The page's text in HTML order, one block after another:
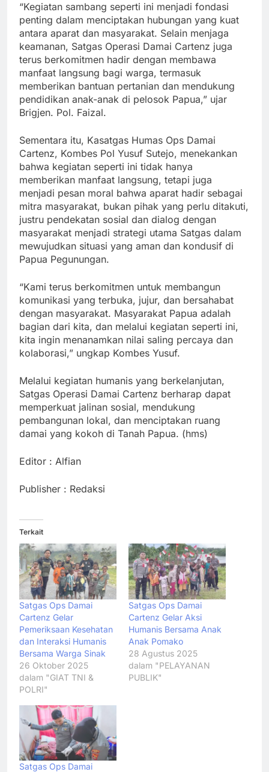
“Kegiatan sambang seperti ini menjadi fondasi
penting dalam menciptakan hubungan yang kuat
antara aparat dan masyarakat. Selain menjaga
keamanan, Satgas Operasi Damai Cartenz juga
terus berkomitmen hadir dengan membawa
manfaat langsung bagi warga, termasuk
memberikan bantuan pertanian dan mendukung
pendidikan anak-anak di pelosok Papua,” ujar
Brigjen. Pol. Faizal.
Sementara itu, Kasatgas Humas Ops Damai
Cartenz, Kombes Pol Yusuf Sutejo, menekankan
bahwa kegiatan seperti ini tidak hanya
memberikan manfaat langsung, tetapi juga
menjadi pesan moral bahwa aparat hadir sebagai
mitra masyarakat, bukan pihak yang perlu ditakuti,
justru pendekatan sosial dan dialog dengan
masyarakat menjadi strategi utama Satgas dalam
mewujudkan situasi yang aman dan kondusif di
Papua Pegunungan.
“Kami terus berkomitmen untuk membangun
komunikasi yang terbuka, jujur, dan bersahabat
dengan masyarakat. Masyarakat Papua adalah
bagian dari kita, dan melalui kegiatan seperti ini,
kita ingin menanamkan nilai saling percaya dan
kolaborasi,” ungkap Kombes Yusuf.
Melalui kegiatan humanis yang berkelanjutan,
Satgas Operasi Damai Cartenz berharap dapat
memperkuat jalinan sosial, mendukung
pembangunan lokal, dan menciptakan ruang
damai yang kokoh di Tanah Papua. (hms)
Editor : Alfian
Publisher : Redaksi
Terkait
Satgas Ops Damai
Cartenz Gelar
Pemeriksaan Kesehatan
dan Interaksi Humanis
Bersama Warga Sinak
26 Oktober 2025
dalam "GIAT TNI &
POLRI"
Satgas Ops Damai
Cartenz Gelar Aksi
Humanis Bersama Anak
Anak Pomako
28 Agustus 2025
dalam "PELAYANAN
PUBLIK"
Satgas Ops Damai